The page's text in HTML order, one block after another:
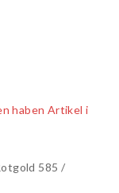
Stunden verkauft
haben Artikel im
585 /